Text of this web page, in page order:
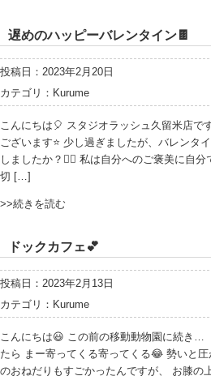
遅めのハッピーバレンタイン🍫
投稿日：2023年2月20日
カテゴリ： Kurume
こんにちは🎈 スタジオラッシュ久留米店で
ございます⭐️ 少し過ぎましたが、バレンタ
しましたか？🧚‍♀️ 私は自分へのご褒美に自
切 […]
>>続きを読む
ドックカフェ💕
投稿日：2023年2月13日
カテゴリ： Kurume
こんにちは😃 この前の移動動物園に続き…
たら まー寄ってくる寄ってくる😂 勢いと
のおねだりもすごかったんですが、 お膝の